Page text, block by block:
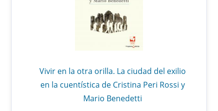
Vivir en la otra orilla. La ciudad del exilio
en la cuentística de Cristina Peri Rossi y
Mario Benedetti